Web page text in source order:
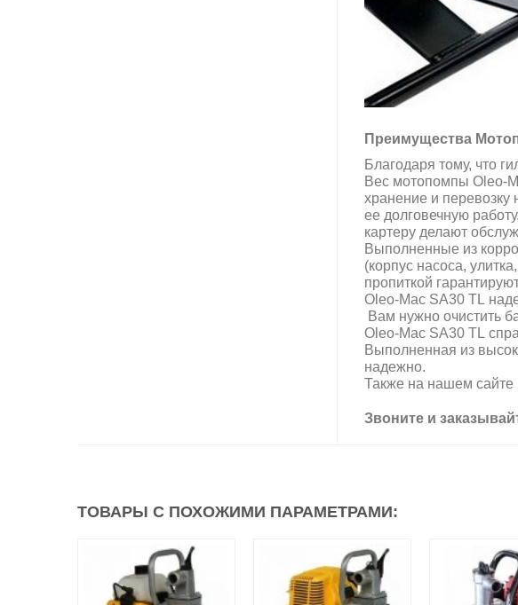
Преимущества
Благодаря тому, что
Вес мотопомпы Oleo-
хранение и
ее долговечную
картеру делают
Выполненные из
(корпус насоса,
пропиткой
Oleo-Mac SА30 ТL
Вам нужно очистить
Oleo-Mac SА30 ТL
Выполненная из
надежно.
Также на нашем сайте
Звоните и
ТОВАРЫ С ПОХОЖИМИ ПАРАМЕТРАМИ: